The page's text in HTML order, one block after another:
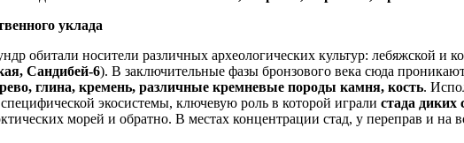
уклада
обитали носители различных археологических культур: лебяжской и
Сандибей-6). В заключительные фазы бронзового века сюда
глина, кремень, различные кремневые породы камня, кость.
экосистемы, ключевую роль в которой играли стада диких
морей и обратно. В местах концентрации стад, у переправ и